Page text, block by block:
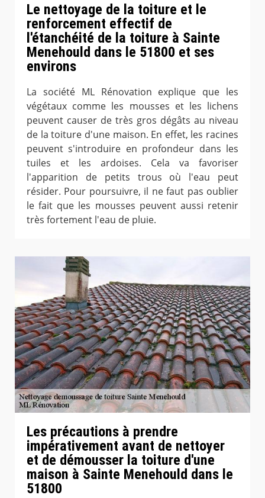
Le nettoyage de la toiture et le
renforcement effectif de
l'étanchéité de la toiture à Sainte
Menehould dans le 51800 et ses
environs
La société ML Rénovation explique que les
végétaux comme les mousses et les lichens
peuvent causer de très gros dégâts au niveau
de la toiture d'une maison. En effet, les racines
peuvent s'introduire en profondeur dans les
tuiles et les ardoises. Cela va favoriser
l'apparition de petits trous où l'eau peut
résider. Pour poursuivre, il ne faut pas oublier
le fait que les mousses peuvent aussi retenir
très fortement l'eau de pluie.
Les précautions à prendre
impérativement avant de nettoyer
et de démousser la toiture d'une
maison à Sainte Menehould dans le
51800